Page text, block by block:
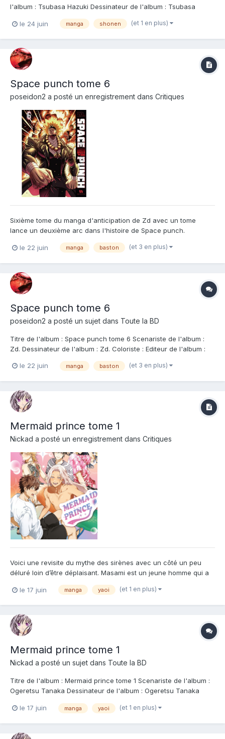
l'album : Tsubasa Hazuki Dessinateur de l'album : Tsubasa
de l'album : La despote aux ailes noires est de retour dans la
le 24 juin manga shonen (et 1 en plus)
Space punch tome 6
poseidon2 a posté un enregistrement dans Critiques
Sixième tome du manga d'anticipation de Zd avec un tome
lance un deuxième arc dans l'histoire de Space punch.
les pouvoirs sont distribués, mais surtout qu'ils ont chacun
Da...
le 22 juin manga baston (et 3 en plus)
Space punch tome 6
poseidon2 a posté un sujet dans Toute la BD
Titre de l'album : Space punch tome 6 Scenariste de l'album :
Zd. Dessinateur de l'album : Zd. Coloriste : Editeur de l'album :
Kim laisse éclater sa rage, scellant son propre destin. Tandis
le 22 juin manga baston (et 3 en plus)
Mermaid prince tome 1
Nickad a posté un enregistrement dans Critiques
Voici une revisite du mythe des sirènes avec un côté un peu
déluré loin d’être déplaisant. Masami est un jeune homme qui a
aider les sirènes à se reproduire, sirènes qui devant la pénurie
le 17 juin manga yaoi (et 1 en plus)
Mermaid prince tome 1
Nickad a posté un sujet dans Toute la BD
Titre de l'album : Mermaid prince tome 1 Scenariste de l'album :
Ogeretsu Tanaka Dessinateur de l'album : Ogeretsu Tanaka
Masami, étudiant à court d'argent, reçoit la visite d'un groupe
le 17 juin manga yaoi (et 1 en plus)